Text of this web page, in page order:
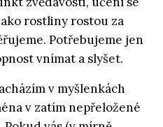
rostliny rostou za
Potřebujeme jen
vnímat a slyšet.
v myšlenkách
v zatím nepřeložené